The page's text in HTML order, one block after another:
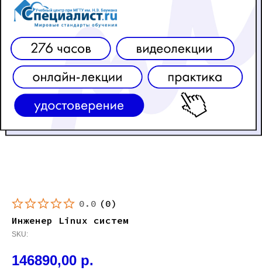
0.0 (0)
Инженер Linux систем
SKU:
146890,00 р.